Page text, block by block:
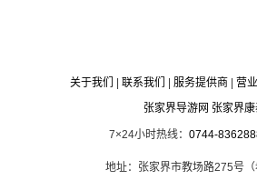
关于我们 联系我们 服务提供商
营
张家界导游网 张家界
7×24小时热线： 0744-
地址：张家界市教场路275号